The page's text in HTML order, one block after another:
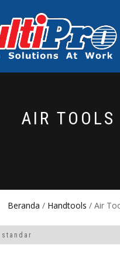
AIR TOOLS
Beranda / Handtools / Air